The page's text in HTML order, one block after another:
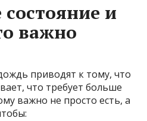
и
важно
приводят к тому, что
что требует больше
важно не просто есть, а